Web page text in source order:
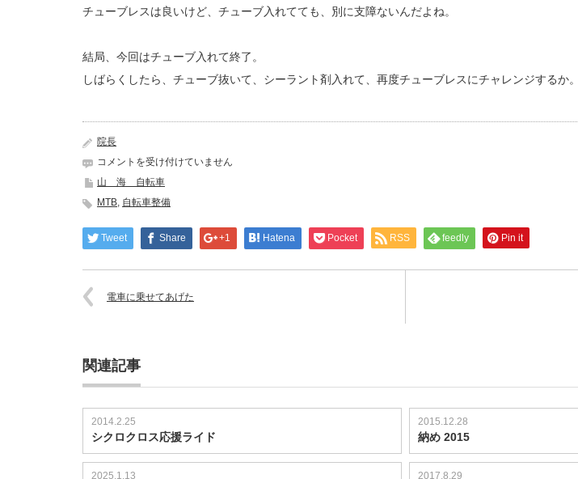
チューブレスは良いけど、チューブ入れてても、別に支障ないんだよね。
結局、今回はチューブ入れて終了。
しばらくしたら、チューブ抜いて、シーラント剤入れて、再度チューブレスにチャレンジするか。
院長
タ
イ
を
掃
た
ス
コメントを受け付けていません
山 海 自転車
MTB, 自転車整備
Tweet Share +1 Hatena Pocket RSS feedly Pin it
電車に乗せてあげた
関連記事
2014.2.25
シクロクロス応援ライド
2015.12.28
納め 2015
2025.1.13 2017.8.29